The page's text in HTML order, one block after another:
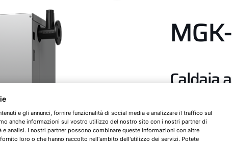
Caldaia
Caldaia a
sanitaria per
e gli annunci, fornire funzionalità di social media e analizzare il traffico sul
anche informazioni sul vostro utilizzo del nostro sito con i nostri partner di
analisi. I nostri partner possono combinare queste informazioni con altre
loro o che hanno raccolto nell'ambito dell'utilizzo dei servizi. Potete